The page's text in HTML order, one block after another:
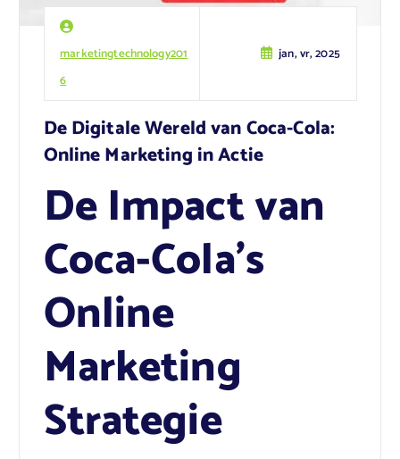
marketingtechnology201
6
jan, vr, 2025
De Digitale Wereld van Coca-Cola:
Online Marketing in Actie
De Impact van
Coca-Cola’s
Online
Marketing
Strategie